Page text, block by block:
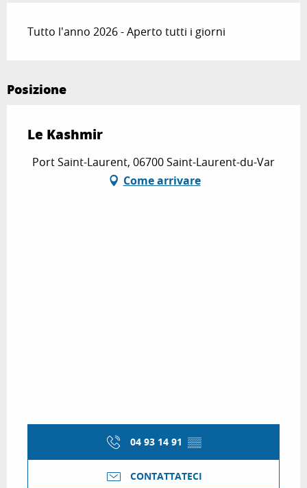
Tutto l'anno 2026 - Aperto tutti i giorni
Posizione
Le Kashmir
Port Saint-Laurent, 06700 Saint-Laurent-du-Var
Come arrivare
04 93 14 91 ▒▒
CONTATTATECI